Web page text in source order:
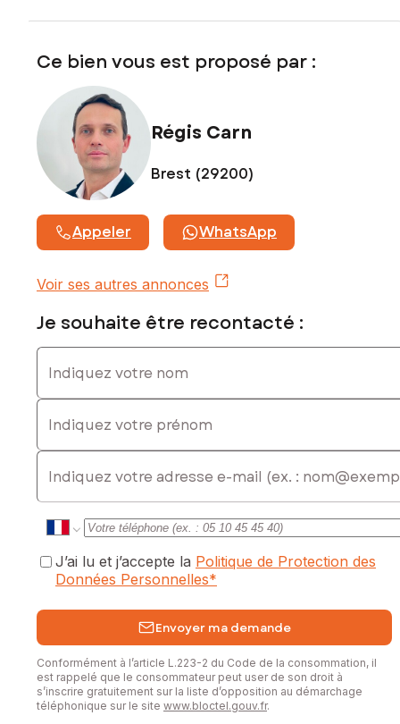
Ce bien vous est proposé par :
Régis Carn
Brest (29200)
Appeler WhatsApp
Voir ses autres annonces
Je souhaite être recontacté :
Indiquez votre nom
Indiquez votre prénom
E-mail
J’ai lu et j’accepte la Politique de Protection des
Données Personnelles*
Envoyer ma demande
Conformément à l’article L.223-2 du Code de la consommation, il
est rappelé que le consommateur peut user de son droit à
s’inscrire gratuitement sur la liste d’opposition au démarchage
téléphonique sur le site www.bloctel.gouv.fr.